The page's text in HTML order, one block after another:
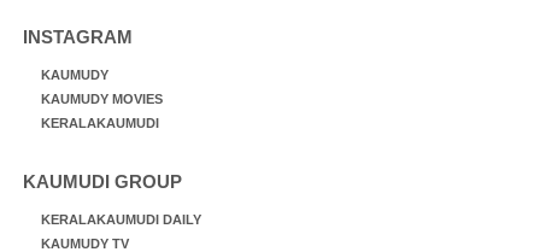
INSTAGRAM
KAUMUDY
KAUMUDY MOVIES
KERALAKAUMUDI
KAUMUDI GROUP
KERALAKAUMUDI DAILY
KAUMUDY TV